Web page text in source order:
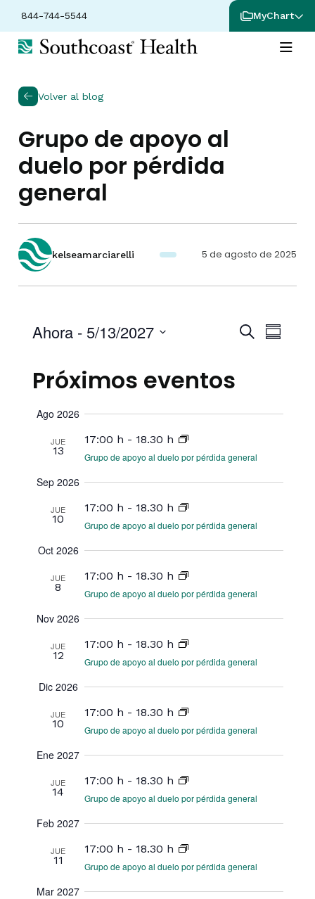
844-744-5544 MyChart
Volver al blog
Grupo de apoyo al
duelo por pérdida
general
kelseamarciarelli 5 de agosto de 2025
de
de
Buscar
Ahora - 5/13/2027
fecha.
Próximos eventos
Ago 2026
JUE
13
17:00 h - 18.30 h
Grupo de apoyo al duelo por pérdida general
Sep 2026
JUE
10
17:00 h - 18.30 h
Grupo de apoyo al duelo por pérdida general
Oct 2026
JUE
8
17:00 h - 18.30 h
Grupo de apoyo al duelo por pérdida general
Nov 2026
JUE
12
17:00 h - 18.30 h
Grupo de apoyo al duelo por pérdida general
Dic 2026
JUE
10
17:00 h - 18.30 h
Grupo de apoyo al duelo por pérdida general
Ene 2027
JUE
14
17:00 h - 18.30 h
Grupo de apoyo al duelo por pérdida general
Feb 2027
JUE
11
17:00 h - 18.30 h
Grupo de apoyo al duelo por pérdida general
Mar 2027